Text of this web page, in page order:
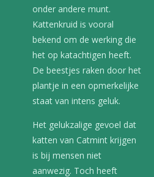
onder andere munt.
Kattenkruid is vooral
bekend om de werking die
het op katachtigen heeft.
De beestjes raken door het
plantje in een opmerkelijke
staat van intens geluk.
Het gelukzalige gevoel dat
katten van Catmint krijgen
is bij mensen niet
aanwezig. Toch heeft